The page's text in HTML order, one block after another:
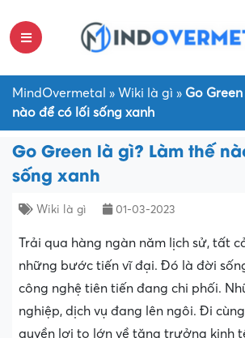
MindOvermetal » Wiki là gì » Go
nào để có lối sống xanh
Go Green là gì? Làm thế
sống xanh
Wiki là gì 01-03-2023
Trải qua hàng ngàn năm lịch sử, tất
những bước tiến vĩ đại. Đó là đời
công nghệ tiên tiến đang chi phối.
nghiệp, dịch vụ đang lên ngôi. Đi
quyền lợi to lớn về tăng trưởng kinh